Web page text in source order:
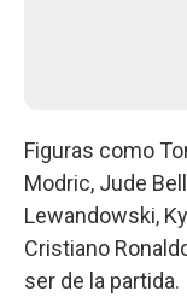
Figuras como
Modric, Jude
Lewandowski,
Cristiano
ser de la partida.